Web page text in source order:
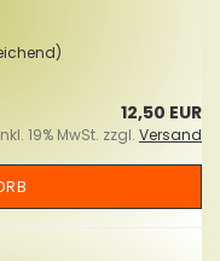
12,50 EUR
19% MwSt. zzgl. Versand